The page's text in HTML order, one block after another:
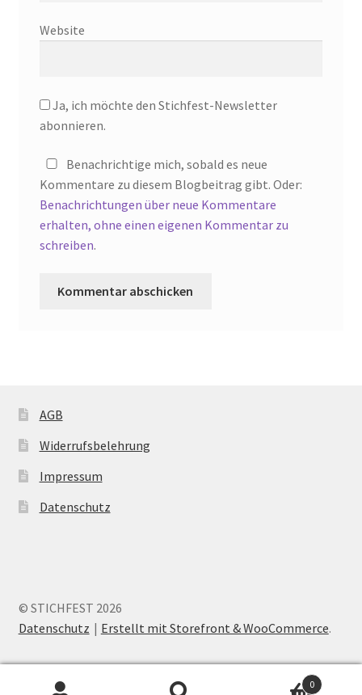
Website
Ja, ich möchte den Stichfest-Newsletter
abonnieren.
Benachrichtige mich, sobald es neue
Kommentare zu diesem Blogbeitrag gibt. Oder:
Benachrichtungen über neue Kommentare
erhalten, ohne einen eigenen Kommentar zu
schreiben.
AGB
Widerrufsbelehrung
Impressum
Datenschutz
© STICHFEST 2026
Datenschutz
Erstellt mit Storefront & WooCommerce.
0